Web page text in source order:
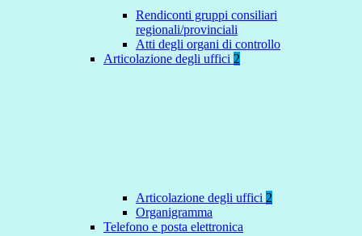
Rendiconti gruppi consiliari
regionali/provinciali
Atti degli organi di controllo
Articolazione degli uffici 2
Articolazione degli uffici 2
Organigramma
Telefono e posta elettronica